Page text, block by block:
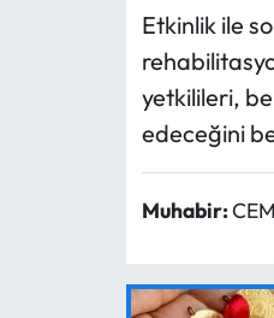
Etkinlik ile
yetkilileri,
edeceğini
Muhabir: